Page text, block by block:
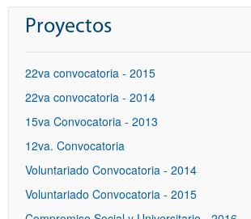
Proyectos
22va convocatoria - 2015
22va convocatoria - 2014
15va Convocatoria - 2013
12va. Convocatoria
Voluntariado Convocatoria - 2014
Voluntariado Convocatoria - 2015